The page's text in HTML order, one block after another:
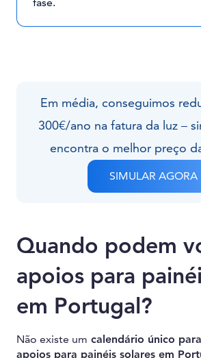
fase.
Em média, conseguimos
300€/ano na fatura da luz –
encontra o melhor preço
SIMULAR AGORA
Quando podem
apoios para
em Portugal?
Não existe um calendário único
apoios para painéis solares em